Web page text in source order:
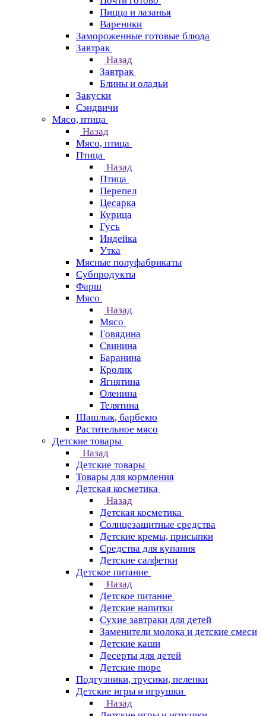
Пицца и лазанья
Вареники
Замороженные готовые блюда
Завтрак
Назад
Завтрак
Блины и оладьи
Закуски
Сэндвичи
Мясо, птица
Назад
Мясо, птица
Птица
Назад
Птица
Перепел
Цесарка
Курица
Гусь
Индейка
Утка
Мясные полуфабрикаты
Субпродукты
Фарш
Мясо
Назад
Мясо
Говядина
Свинина
Баранина
Кролик
Ягнятина
Оленина
Телятина
Шашлык, барбекю
Растительное мясо
Детские товары
Назад
Детские товары
Товары для кормления
Детская косметика
Назад
Детская косметика
Солнцезащитные средства
Детские кремы, присыпки
Средства для купания
Детские салфетки
Детское питание
Назад
Детское питание
Детские напитки
Сухие завтраки для детей
Заменители молока и детские смеси
Детские каши
Десерты для детей
Детские пюре
Подгузники, трусики, пеленки
Детские игры и игрушки
Назад